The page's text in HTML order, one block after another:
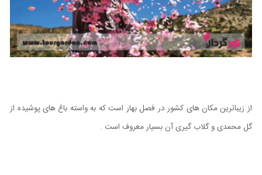
از زیباترین مکان های کشور در فصل بهار است که به واسته باغ های پوشیده از
گل محمدی و گلاب گیری آن بسیار معروف است .